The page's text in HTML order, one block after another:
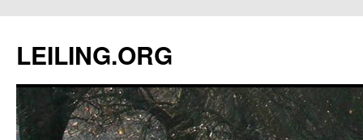
文
LEILING.ORG